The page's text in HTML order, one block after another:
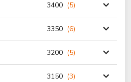
3400 (5)
3350 (6)
3200 (5)
3150 (3)